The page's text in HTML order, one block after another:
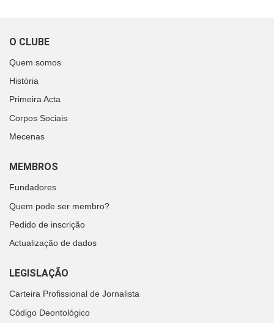
O CLUBE
Quem somos
História
Primeira Acta
Corpos Sociais
Mecenas
MEMBROS
Fundadores
Quem pode ser membro?
Pedido de inscrição
Actualização de dados
LEGISLAÇÃO
Carteira Profissional de Jornalista
Código Deontológico